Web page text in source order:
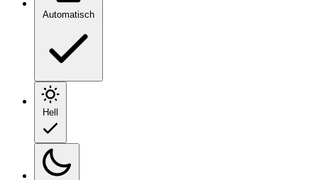
Automatisch
Hell